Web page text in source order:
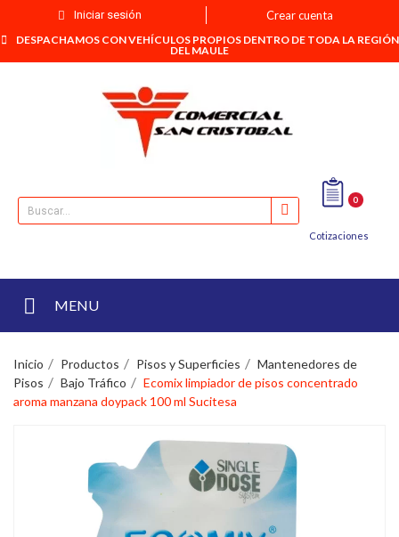
Iniciar sesión Crear cuenta
DESPACHAMOS CON VEHÍCULOS PROPIOS DENTRO DE TODA LA REGIÓN
DEL MAULE
0
Cotizaciones
MENU
Inicio Productos Pisos y Superficies
Mantenedores de
Pisos
Bajo Tráfico
Ecomix limpiador de pisos concentrado
aroma manzana doypack 100 ml Sucitesa